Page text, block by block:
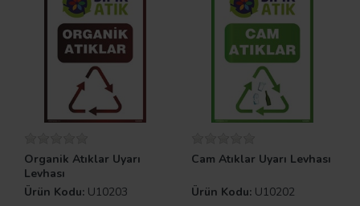
Organik Atıklar Uyarı
Levhası
Ürün Kodu: U10203
Cam Atıklar Uyarı Levhası
Ürün Kodu: U10202